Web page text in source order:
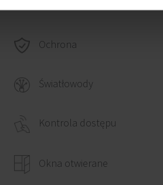
Ochrona
Światłowody
Kontrola dostępu
Okna otwierane